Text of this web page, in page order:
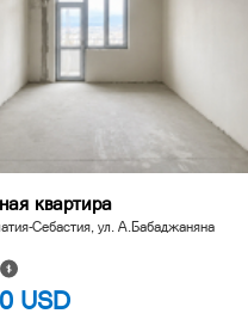
квартира
Себастия, ул. А.Бабаджаняна
USD